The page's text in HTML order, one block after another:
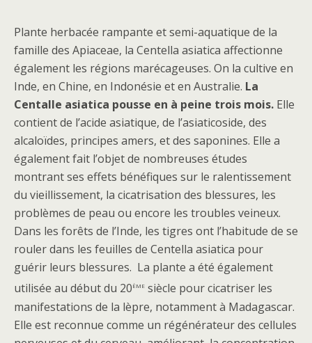
Plante herbacée rampante et semi-aquatique de la
famille des Apiaceae, la Centella asiatica affectionne
également les régions marécageuses. On la cultive en
Inde, en Chine, en Indonésie et en Australie. La
Centalle asiatica pousse en à peine trois mois. Elle
contient de l’acide asiatique, de l’asiaticoside, des
alcaloïdes, principes amers, et des saponines. Elle a
également fait l’objet de nombreuses études
montrant ses effets bénéfiques sur le ralentissement
du vieillissement, la cicatrisation des blessures, les
problèmes de peau ou encore les troubles veineux.
Dans les forêts de l’Inde, les tigres ont l’habitude de se
rouler dans les feuilles de Centella asiatica pour
guérir leurs blessures. La plante a été également
utilisée au début du 20ème siècle pour cicatriser les
manifestations de la lèpre, notamment à Madagascar.
Elle est reconnue comme un régénérateur des cellules